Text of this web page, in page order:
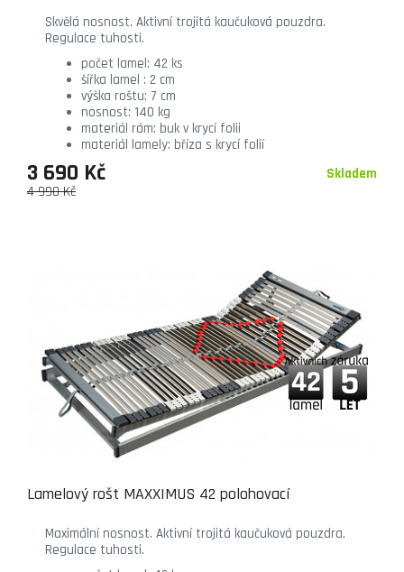
Skvělá nosnost. Aktivní trojitá kaučuková pouzdra.
Regulace tuhosti.
počet lamel: 42 ks
šířka lamel : 2 cm
výška roštu: 7 cm
nosnost: 140 kg
materiál rám: buk v krycí folii
materiál lamely: bříza s krycí folií
Skladem
4 990 Kč
3 690 Kč
Lamelový rošt MAXXIMUS 42 polohovací
Maximální nosnost. Aktivní trojitá kaučuková pouzdra.
Regulace tuhosti.